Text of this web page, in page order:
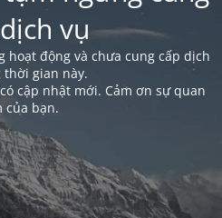
vụ
hoạt động và chưa cung cấp dịch
thời gian này.
cập nhật mới. Cảm ơn sự quan
của bạn.